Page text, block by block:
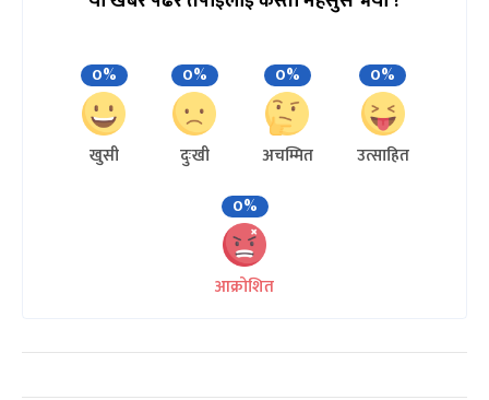
0%
खुसी
0%
दुःखी
0%
अचम्मित
0%
उत्साहित
0%
आक्रोशित